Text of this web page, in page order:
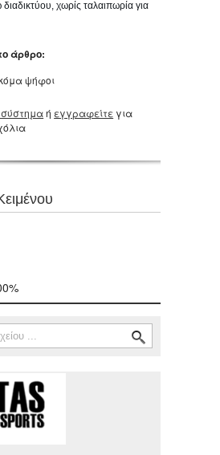
χωρίς ταλαιπωρία για
άρθρο:
ψήφοι
σύστημαή εγγραφείτε για